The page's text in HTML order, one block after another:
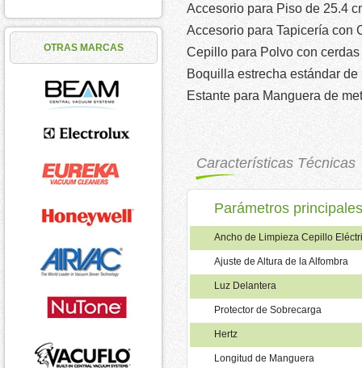
OTRAS MARCAS
Accesorio para Piso de 25.4
Accesorio para Tapicería con
Cepillo para Polvo con
Boquilla estrecha estándar de
Estante para Manguera de
Características Técnicas
Parámetros principales
Ancho de Limpieza Cepillo
Ajuste de Altura de la Alfombra
Luz Delantera
Protector de Sobrecarga
Hertz
Longitud de Manguera